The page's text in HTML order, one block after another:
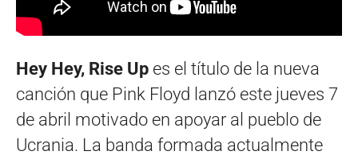
Hey Hey, Rise Up es el título de la nueva
canción que Pink Floyd lanzó este jueves 7
de abril motivado en apoyar al pueblo de
Ucrania. La banda formada actualmente